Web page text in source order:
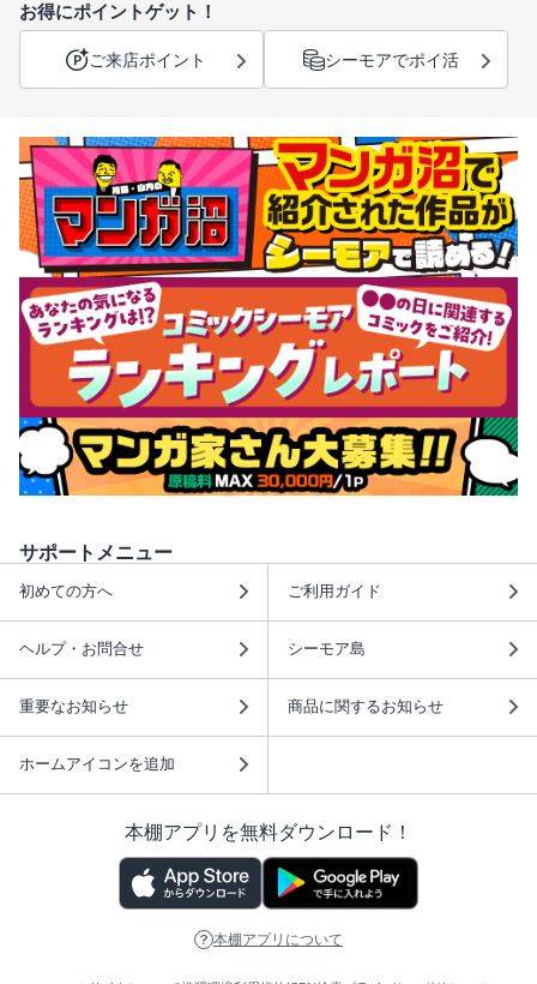
お得にポイントゲット！
ご来店ポイント シーモアでポイ活
サポートメニュー
初めての方へ ご利用ガイド
ヘルプ・お問合せ シーモア島
重要なお知らせ 商品に関するお知らせ
ホームアイコンを追加
本棚アプリを無料ダウンロード！
本棚アプリについて